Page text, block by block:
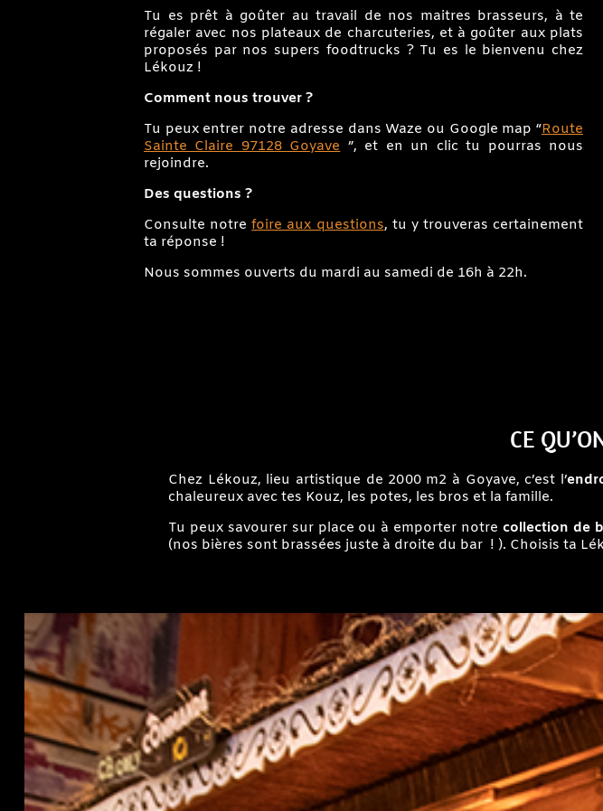
Tu es prêt à goûter au travail de nos maitres brasseurs, à te
régaler avec nos plateaux de charcuteries, et à goûter aux plats
proposés par nos supers foodtrucks ? Tu es le bienvenu chez
Lékouz !
Comment nous trouver ?
Tu peux entrer notre adresse dans Waze ou Google map “Route
Sainte Claire 97128 Goyave ”, et en un clic tu pourras nous
rejoindre.
Des questions ?
Consulte notrefoire aux questions, tu y trouveras certainement
ta réponse !
Nous sommes ouverts du mardi au samedi de 16h à 22h.
CE
Chez Lékouz, lieu artistique de 2000 m2 à Goyave, c’est l’
chaleureux avec tes Kouz, les potes, les bros et la famille.
Tu peux savourer sur place ou à emporter notre collection de
(nos bières sont brassées juste à droite du bar ! ). Choisis ta